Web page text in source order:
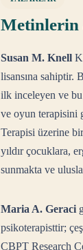
Metinlerin
Susan M. Knell
lisansına sahiptir.
ilk inceleyen ve
ve oyun terapisini
Terapisi üzerine
yıldır çocuklara,
sunmakta ve
Maria A. Geraci
psikoterapisttir;
CBPT Research